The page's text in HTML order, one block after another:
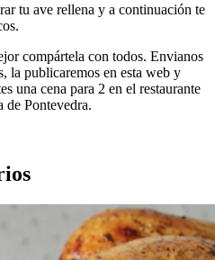
tu ave rellena y a continuación te
compártela con todos. Envianos
, la publicaremos en esta web y
una cena para 2 en el restaurante
de Pontevedra.